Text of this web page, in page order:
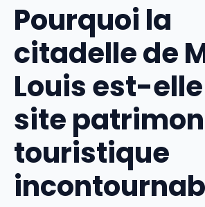
Pourquoi la
citadelle de
Louis est-
site
touristique